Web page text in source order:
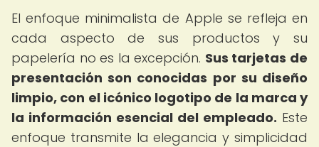
El enfoque minimalista de Apple se refleja en
cada aspecto de sus productos y su
papelería no es la excepción. Sus tarjetas de
presentación son conocidas por su diseño
limpio, con el icónico logotipo de la marca y
la información esencial del empleado. Este
enfoque transmite la elegancia y simplicidad